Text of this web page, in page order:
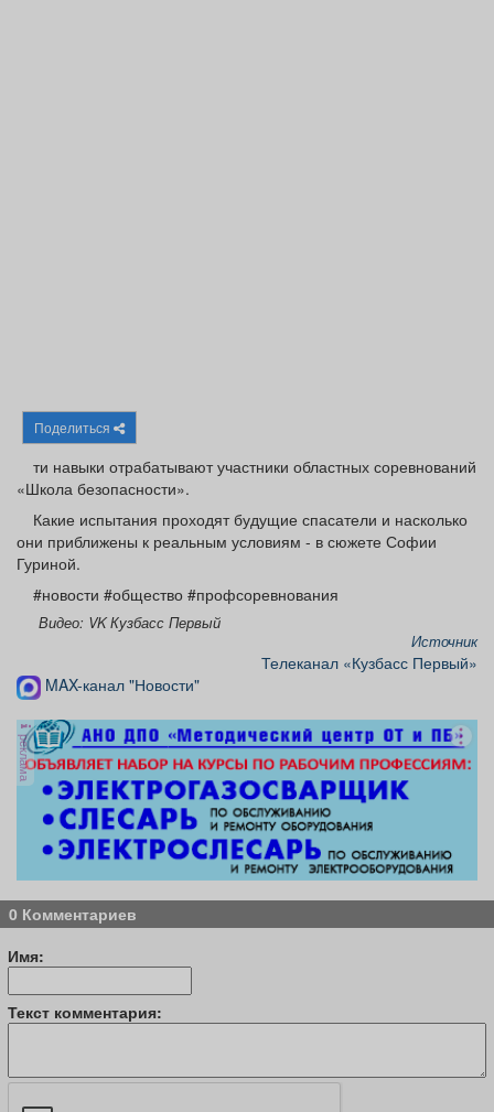
Поделиться
ти навыки отрабатывают участники областных соревнований
«Школа безопасности».
Какие испытания проходят будущие спасатели и насколько
они приближены к реальным условиям - в сюжете Софии
Гуриной.
#новости #общество #профсоревнования
Видео: VK Кузбасс Первый
Источник
Телеканал «Кузбасс Первый»
MAX-канал "Новости"
реклама
0 Комментариев
Имя:
Текст комментария: